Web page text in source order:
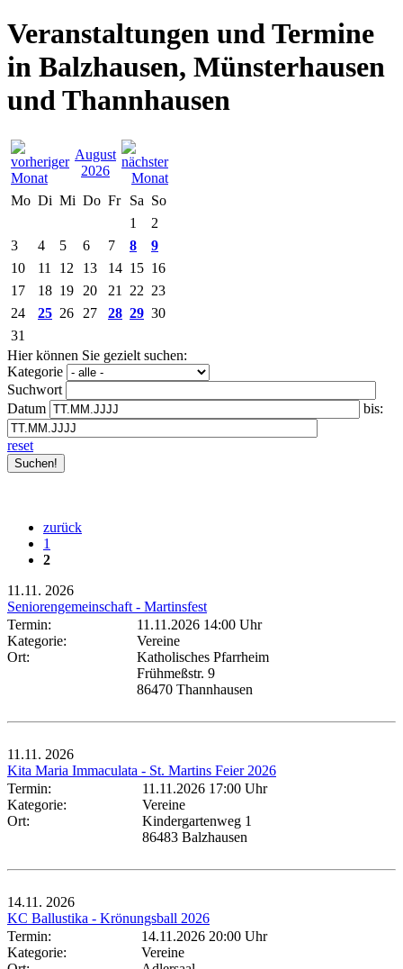
Veranstaltungen und Termine
in Balzhausen, Münsterhausen
und Thannhausen
August
2026
Mo Di Mi Do Fr Sa So
1
2
3
4 5 6 7 8
9
10
11 12 13 14 15 16
17
18 19 20 21 22 23
24
25 26 27 28 29 30
31
Hier können Sie gezielt suchen:
Kategorie
Suchwort
Datum
bis:
reset
zurück
1
2
11.11. 2026
Seniorengemeinschaft - Martinsfest
Termin:
11.11.2026 14:00 Uhr
Kategorie:
Vereine
Ort:
Katholisches Pfarrheim
Frühmeßstr. 9
86470 Thannhausen
11.11. 2026
Kita Maria Immaculata - St. Martins Feier 2026
Termin:
11.11.2026 17:00 Uhr
Kategorie:
Vereine
Ort:
Kindergartenweg 1
86483 Balzhausen
14.11. 2026
KC Ballustika - Krönungsball 2026
Termin:
14.11.2026 20:00 Uhr
Kategorie:
Vereine